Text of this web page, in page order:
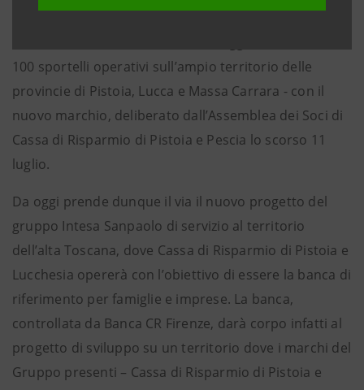
100 sportelli operativi sull’ampio territorio delle
provincie di Pistoia, Lucca e Massa Carrara - con il
nuovo marchio, deliberato dall’Assemblea dei Soci di
Cassa di Risparmio di Pistoia e Pescia lo scorso 11
luglio.
Da oggi prende dunque il via il nuovo progetto del
gruppo Intesa Sanpaolo di servizio al territorio
dell’alta Toscana, dove Cassa di Risparmio di Pistoia e
Lucchesia opererà con l’obiettivo di essere la banca di
riferimento per famiglie e imprese. La banca,
controllata da Banca CR Firenze, darà corpo infatti al
progetto di sviluppo su un territorio dove i marchi del
Gruppo presenti – Cassa di Risparmio di Pistoia e